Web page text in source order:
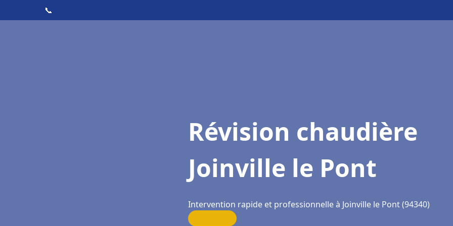
📞
Révision chaudière
Joinville le Pont
Intervention rapide et professionnelle à Joinville le Pont (94340)